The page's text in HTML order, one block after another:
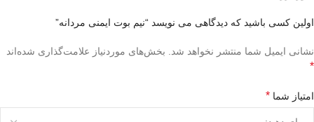
اولین کسی باشید که دیدگاهی می نویسد “نیم بوت ایمنی مردانه”
نشانی ایمیل شما منتشر نخواهد شد. بخش‌های موردنیاز علامت‌گذاری شده‌اند
*
امتیاز شما *